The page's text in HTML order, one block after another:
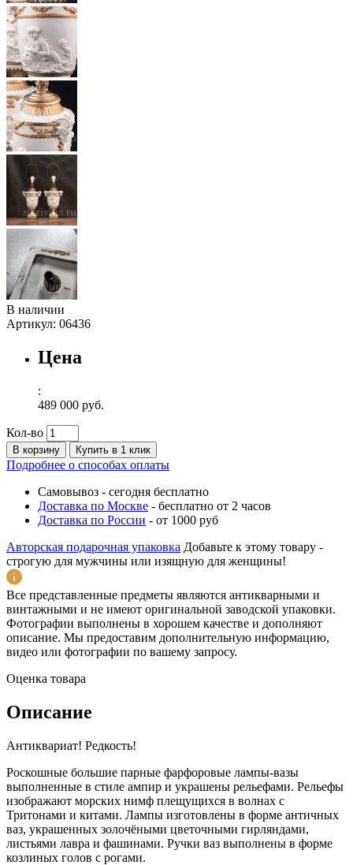
В наличии
Артикул: 06436
Цена
:
489 000 руб.
Кол-во
В корзину Купить в 1 клик
Подробнее о способах оплаты
Самовывоз - сегодня бесплатно
Доставка по Москве - бесплатно от 2 часов
Доставка по России - от 1000 руб
Авторская подарочная упаковка Добавьте к этому товару -
строгую для мужчины или изящную для женщины!
Все представленные предметы являются антикварными и
винтажными и не имеют оригинальной заводской упаковки.
Фотографии выполнены в хорошем качестве и дополняют
описание. Мы предоставим дополнительную информацию,
видео или фотографии по вашему запросу.
Оценка товара
Описание
Антиквариат! Редкость!
Роскошные большие парные фарфоровые лампы-вазы
выполненные в стиле ампир и украшены рельефами. Рельефы
изображают морских нимф плещущихся в волнах с
Тритонами и китами. Лампы изготовлены в форме античных
ваз, украшенных золочёными цветочными гирляндами,
листьями лавра и фашинами. Ручки ваз выполнены в форме
козлиных голов с рогами.